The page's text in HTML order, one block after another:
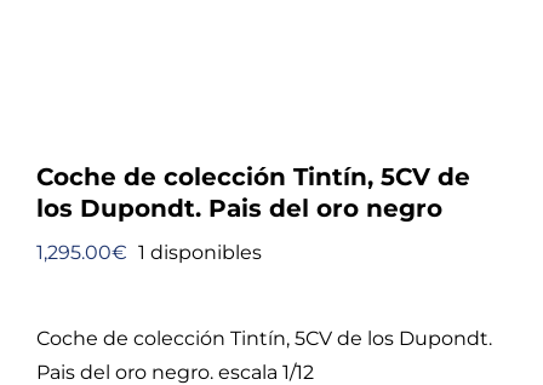
Coche de colección Tintín, 5CV de
los Dupondt. Pais del oro negro
1,295.00€ 1 disponibles
Coche de colección Tintín, 5CV de los Dupondt.
Pais del oro negro. escala 1/12